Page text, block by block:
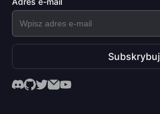
Subskrybuj